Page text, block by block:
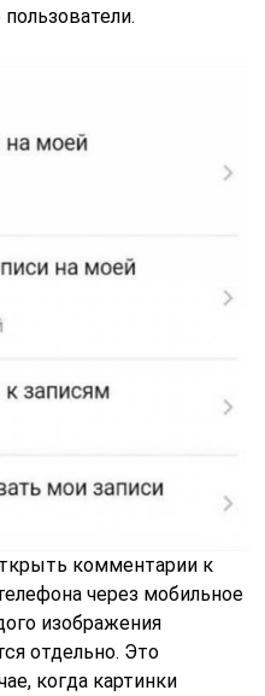
комментарии к
через мобильное
изображения
отдельно. Это
когда картинки